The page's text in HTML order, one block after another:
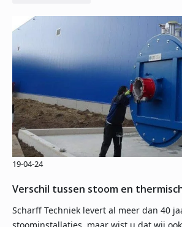
Verschil tussen stoom en
19-04-24
Scharff Techniek levert al meer dan 40
stoominstallaties, maar wist u dat wij